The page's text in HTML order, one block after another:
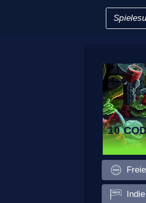
10
Indie